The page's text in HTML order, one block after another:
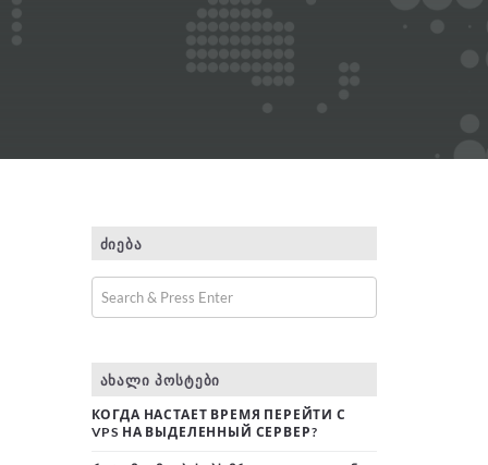
ᲫᲘᲔᲑᲐ
ᲐᲮᲐᲚᲘ ᲞᲝᲡᲢᲔᲑᲘ
КОГДА НАСТАЕТ ВРЕМЯ ПЕРЕЙТИ С
VPS НА ВЫДЕЛЕННЫЙ СЕРВЕР?